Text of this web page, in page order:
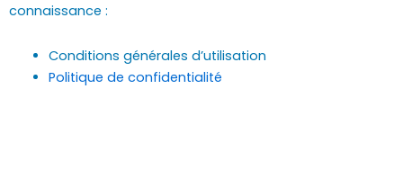
connaissance :
Conditions générales d’utilisation
Politique de confidentialité